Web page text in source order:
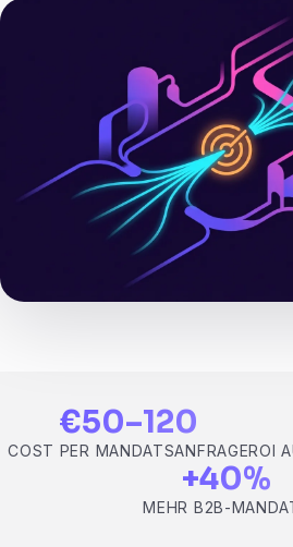
€50–120
COST PER MANDATSANFRAGEROI
+40%
MEHR B2B-